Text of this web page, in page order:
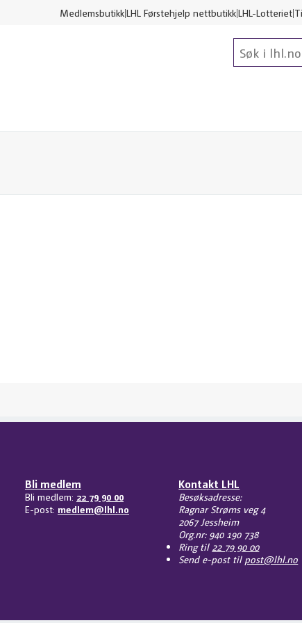
MedlemsbutikkLHL Førstehjelp nettbutikkLHL-Lotteriet
Bli medlem
Bli medlem: 22 79 90 00
E-post: medlem@lhl.no
Kontakt LHL
Besøksadresse:
Ragnar Strøms veg 4
2067 Jessheim
Org.nr: 940 190 738
Ring til 22 79 90 00
Send e-post til post@lhl.no